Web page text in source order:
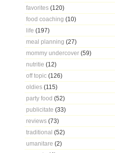
favorites (120)
food coaching (10)
life (197)
meal planning (27)
mommy undercover (59)
nutritie (12)
off topic (126)
oldies (115)
party food (52)
publicitate (33)
reviews (73)
traditional (52)
umanitare (2)